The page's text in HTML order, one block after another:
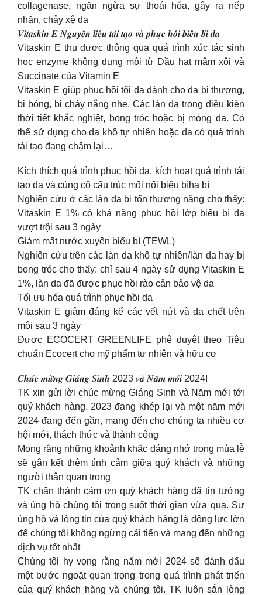
collagenase, ngăn ngừa sự thoái hóa, gây ra nếp
nhăn, chảy xệ da
𝑽𝒊𝒕𝒂𝒔𝒌𝒊𝒏 𝑬 𝑵𝒈𝒖𝒚𝒆̂𝒏 𝒍𝒊𝒆̣̂𝒖 𝒕𝒂́𝒊 𝒕𝒂̣𝒐 𝒗𝒂̀ 𝒑𝒉𝒖̣𝒄 𝒉𝒐̂̀𝒊 𝒃𝒊𝒆̂̉𝒖 𝒃𝒊̀ 𝒅𝒂
Vitaskin E thu được thông qua quá trình xúc tác sinh
học enzyme không dung môi từ Dầu hạt mâm xôi và
Succinate của Vitamin E
Vitaskin E giúp phục hồi tối đa dành cho da bị thương,
bị bỏng, bị cháy nắng nhẹ. Các làn da trong điều kiện
thời tiết khắc nghiệt, bong tróc hoặc bị mỏng da. Có
thể sử dụng cho da khô tự nhiên hoặc da có quá trình
tái tạo đang chậm lại…
Kích thích quá trình phục hồi da, kích hoạt quá trình tái
tạo da và củng cố cấu trúc mối nối biểu bìhạ bì
Nghiên cứu ở các làn da bị tổn thương nặng cho thấy:
Vitaskin E 1% có khả năng phục hồi lớp biểu bì da
vượt trội sau 3 ngày
Giảm mất nước xuyên biểu bì (TEWL)
Nghiên cứu trên các làn da khô tự nhiên/làn da hay bị
bong tróc cho thấy: chỉ sau 4 ngày sử dụng Vitaskin E
1%, làn da đã được phục hồi rào cản bảo vệ da
Tối ưu hóa quá trình phục hồi da
Vitaskin E giảm đáng kể các vết nứt và da chết trên
môi sau 3 ngày
Được ECOCERT GREENLIFE phê duyệt theo Tiêu
chuẩn Ecocert cho mỹ phẩm tự nhiên và hữu cơ
𝑪𝒉𝒖́𝒄 𝒎𝒖̛̀𝒏𝒈 𝑮𝒊𝒂́𝒏𝒈 𝑺𝒊𝒏𝒉 2023 𝒗𝒂̀ 𝑵𝒂̆𝒎 𝒎𝒐̛́𝒊 2024!
TK xin gửi lời chúc mừng Giáng Sinh và Năm mới tới
quý khách hàng. 2023 đang khép lại và một năm mới
2024 đang đến gần, mang đến cho chúng ta nhiều cơ
hội mới, thách thức và thành công
Mong rằng những khoảnh khắc đáng nhớ trong mùa lễ
sẽ gắn kết thêm tình cảm giữa quý khách và những
người thân quan trọng
TK chân thành cảm ơn quý khách hàng đã tin tưởng
và ủng hộ chúng tôi trong suốt thời gian vừa qua. Sự
ủng hộ và lòng tin của quý khách hàng là động lực lớn
để chúng tôi không ngừng cải tiến và mang đến những
dịch vụ tốt nhất
Chúng tôi hy vọng rằng năm mới 2024 sẽ đánh dấu
một bước ngoặt quan trọng trong quá trình phát triển
của quý khách hàng và chúng tôi. TK luôn sẵn lòng